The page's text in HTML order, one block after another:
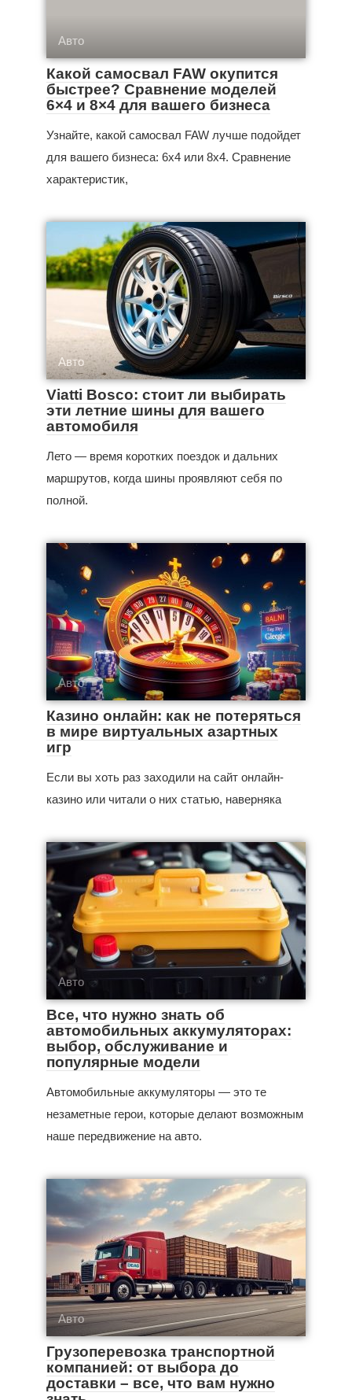
Авто
Какой самосвал FAW окупится
быстрее? Сравнение моделей
6×4 и 8×4 для вашего бизнеса
Узнайте, какой самосвал FAW лучше подойдет
для вашего бизнеса: 6x4 или 8x4. Сравнение
характеристик,
Авто
Viatti Bosco: стоит ли выбирать
эти летние шины для вашего
автомобиля
Лето — время коротких поездок и дальних
маршрутов, когда шины проявляют себя по
полной.
Авто
Казино онлайн: как не потеряться
в мире виртуальных азартных
игр
Если вы хоть раз заходили на сайт онлайн-
казино или читали о них статью, наверняка
Авто
Все, что нужно знать об
автомобильных аккумуляторах:
выбор, обслуживание и
популярные модели
Автомобильные аккумуляторы — это те
незаметные герои, которые делают возможным
наше передвижение на авто.
Авто
Грузоперевозка транспортной
компанией: от выбора до
доставки – все, что вам нужно